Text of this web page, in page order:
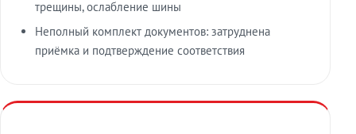
трещины, ослабление шины
Неполный комплект документов: затруднена
приёмка и подтверждение соответствия